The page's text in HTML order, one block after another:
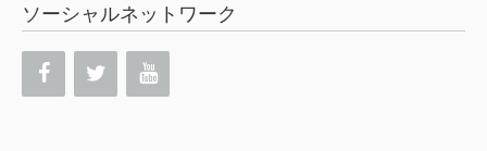
ソーシャルネットワーク